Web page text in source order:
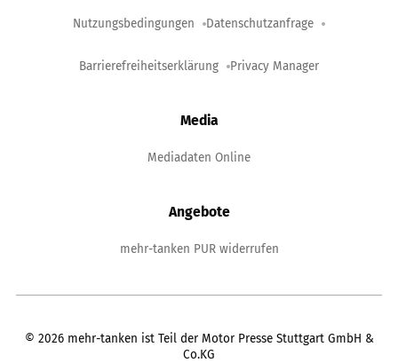
Nutzungsbedingungen Datenschutzanfrage
Barrierefreiheitserklärung Privacy Manager
Media
Mediadaten Online
Angebote
mehr-tanken PUR widerrufen
© 2026 mehr-tanken ist Teil der Motor Presse Stuttgart GmbH &
Co.KG